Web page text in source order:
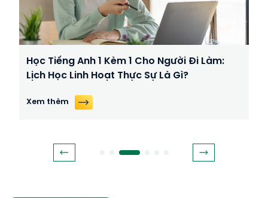
Học Tiếng Anh 1 Kèm 1 Cho Người Đi Làm:
Lịch Học Linh Hoạt Thực Sự Là Gì?
Xem thêm